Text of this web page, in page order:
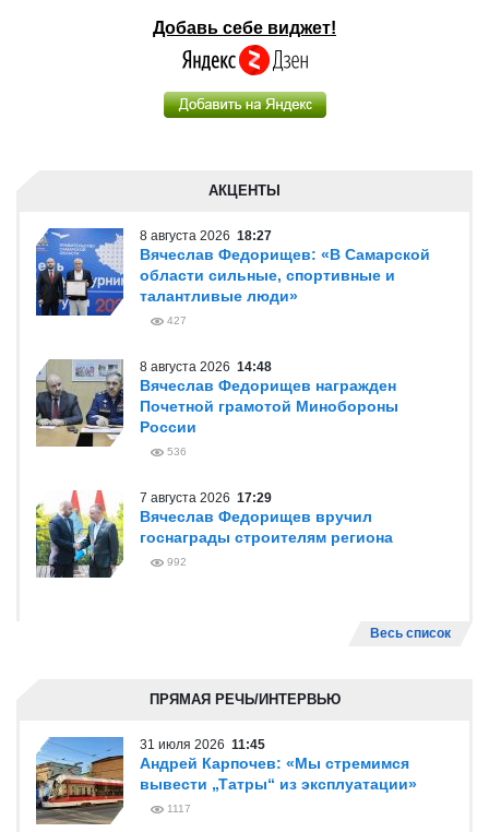
Добавь себе виджет!
АКЦЕНТЫ
8 августа 2026 18:27
Вячеслав Федорищев: «В Самарской
области сильные, спортивные и
талантливые люди»
427
8 августа 2026 14:48
Вячеслав Федорищев награжден
Почетной грамотой Минобороны
России
536
7 августа 2026 17:29
Вячеслав Федорищев вручил
госнаграды строителям региона
992
Весь список
ПРЯМАЯ РЕЧЬ/ИНТЕРВЬЮ
31 июля 2026 11:45
Андрей Карпочев: «Мы стремимся
вывести „Татры“ из эксплуатации»
1117